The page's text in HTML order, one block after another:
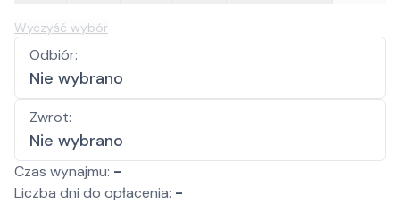
Wyczyść wybór
Odbiór:
Nie wybrano
Zwrot:
Nie wybrano
Czas wynajmu: -
Liczba dni do opłacenia: -